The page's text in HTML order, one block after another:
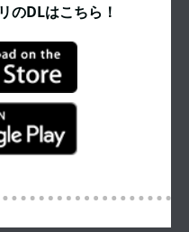
のDLはこちら！